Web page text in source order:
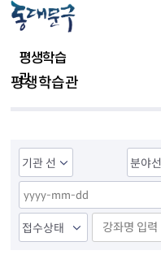
평생학습
관
평생학습관